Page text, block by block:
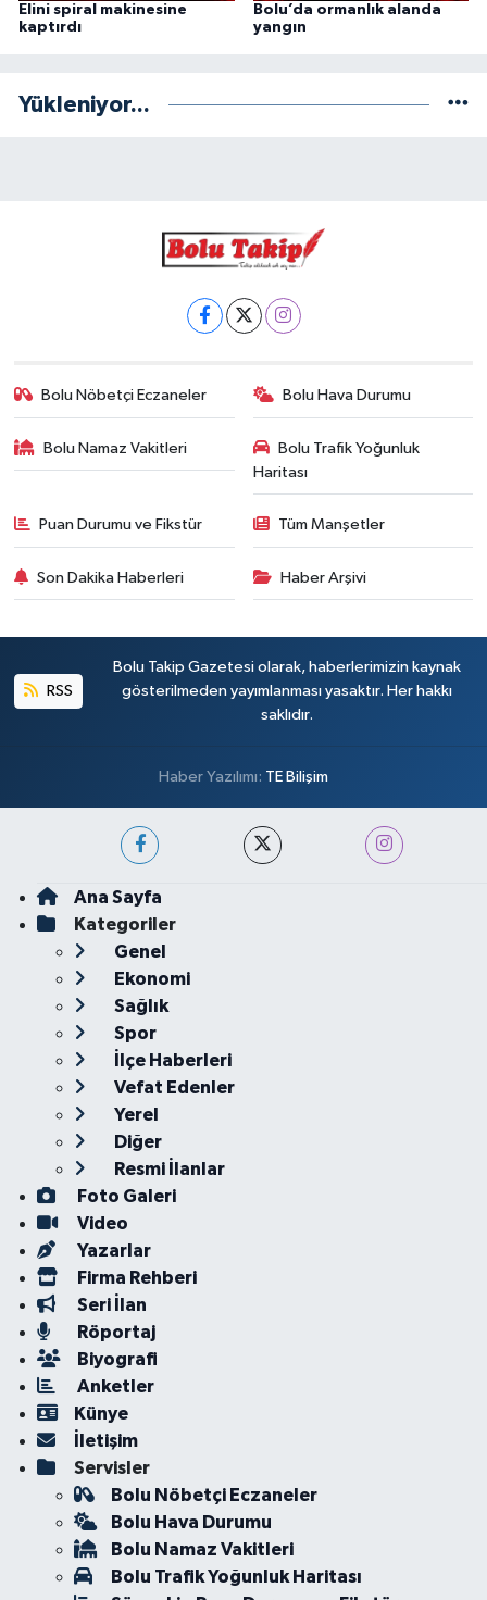
Elini spiral makinesine
kaptırdı
Bolu’da ormanlık alanda
yangın
Yükleniyor...
Bolu Nöbetçi Eczaneler Bolu Hava Durumu
Bolu Namaz Vakitleri
Bolu Trafik Yoğunluk
Haritası
Puan Durumu ve Fikstür Tüm Manşetler
Son Dakika Haberleri Haber Arşivi
RSS
Bolu Takip Gazetesi olarak, haberlerimizin kaynak
gösterilmeden yayımlanması yasaktır. Her hakkı
saklıdır.
Haber Yazılımı: TE Bilişim
Ana Sayfa
Kategoriler
Genel
Ekonomi
Sağlık
Spor
İlçe Haberleri
Vefat Edenler
Yerel
Diğer
Resmi İlanlar
Foto Galeri
Video
Yazarlar
Firma Rehberi
Seri İlan
Röportaj
Biyografi
Anketler
Künye
İletişim
Servisler
Bolu Nöbetçi Eczaneler
Bolu Hava Durumu
Bolu Namaz Vakitleri
Bolu Trafik Yoğunluk Haritası